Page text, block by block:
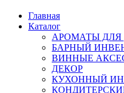
Главная
Каталог
АРОМАТЫ
БАРНЫЙ
ВИННЫЕ
ДЕКОР
КУХОННЫЙ